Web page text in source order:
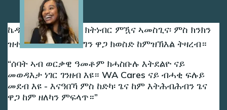
ኬዲ ሓማታ ኣብ ገዝኣ ክትነብር ምዃና ኣመስጊና፡ ምስ ክንክን
ዝተኣሳሰር ወጻኢታት ግን ዋጋ ክወስድ ከምዝኽእል ትዛረብ።
ሰባት ኣብ ወርቃዊ ዓመቶም ክሓስቡሉ እትደልዮ ናይ
መወዳእታ ነገር ገንዘብ እዩ። WA Cares ናይ ብሓቂ ፍሉይ
መደብ እዩ - እናዓበኻ ምስ ከድካ፡ ጌና ከም እትሕብሕብን ጌና
ዋጋ ከም ዘለካን ምፍላጥ።